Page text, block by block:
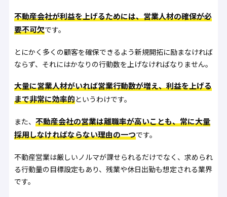
不動産会社が利益を上げるためには、営業人材の確保が必
要不可欠です。
とにかく多くの顧客を確保できるよう新規開拓に励まなければ
ならず、それにはかなりの行動数を上げなければなりません。
大量に営業人材がいれば営業行動数が増え、利益を上げる
まで非常に効率的というわけです。
また、 不動産会社の営業は離職率が高いことも、常に大量
採用しなければならない理由の一つです。
不動産営業は厳しいノルマが課せられるだけでなく、求められ
る行動量の目標設定もあり、残業や休日出勤も想定される業界
です。